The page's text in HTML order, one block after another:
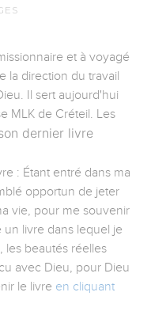
et à voyagé
la direction du travail
Il sert aujourd'hui
MLK de Créteil. Les
dernier livre
: Étant entré dans ma
opportun de jeter
vie, pour me souvenir
un livre dans lequel je
les beautés réelles
avec Dieu, pour Dieu
le livre en cliquant